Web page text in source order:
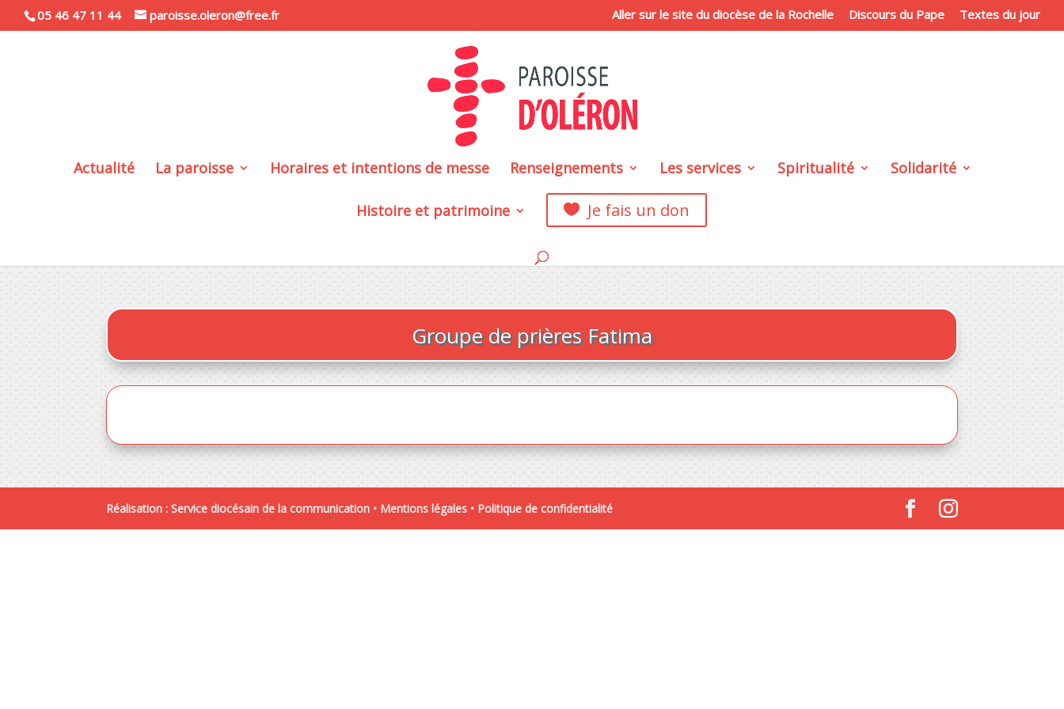
05 46 47 11 44 paroisse.oleron@free.fr Aller sur le site du diocèse de la Rochelle Discours du Pape Textes du jour
Actualité La paroisse Horaires et intentions de messe Renseignements Les services Spiritualité Solidarité
Histoire et patrimoine  Je fais un don
Groupe de prières Fatima
Réalisation : Service diocésain de la communication • Mentions légales • Politique de confidentialité